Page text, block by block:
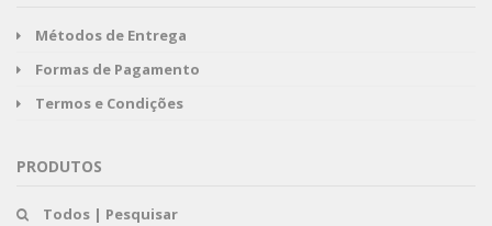
Métodos de Entrega
Formas de Pagamento
Termos e Condições
PRODUTOS
Todos | Pesquisar